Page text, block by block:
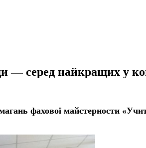
— серед найкращих у
фахової майстерности